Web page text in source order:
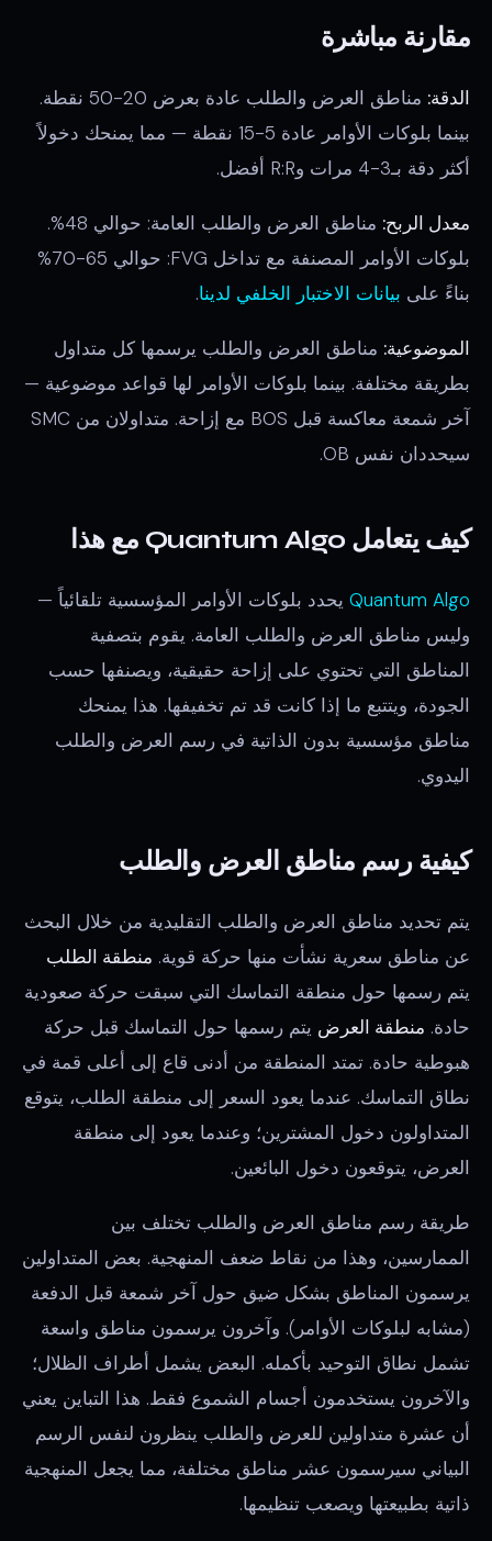
مقارنة مباشرة
الدقة:
مناطق العرض والطلب عادة بعرض 20-50 نقطة.
بينما بلوكات الأوامر عادة 5-15 نقطة — مما يمنحك دخولاً
أكثر دقة بـ3-4 مرات وR:R أفضل.
معدل الربح:
مناطق العرض والطلب العامة: حوالي 48%.
بلوكات الأوامر المصنفة مع تداخل FVG: حوالي 65-70%
بناءً على بيانات الاختبار الخلفي لدينا.
الموضوعية: مناطق العرض والطلب يرسمها كل متداول
بطريقة مختلفة. بينما بلوكات الأوامر لها قواعد موضوعية —
آخر شمعة معاكسة قبل BOS مع إزاحة. متداولان من SMC
سيحددان نفس OB.
كيف يتعامل Quantum Algo مع هذا
Quantum Algo يحدد بلوكات الأوامر المؤسسية تلقائياً —
وليس مناطق العرض والطلب العامة. يقوم بتصفية
المناطق التي تحتوي على إزاحة حقيقية، ويصنفها حسب
الجودة، ويتتبع ما إذا كانت قد تم تخفيفها. هذا يمنحك
مناطق مؤسسية بدون الذاتية في رسم العرض والطلب
اليدوي.
كيفية رسم مناطق العرض والطلب
يتم تحديد مناطق العرض والطلب التقليدية من خلال البحث
عن مناطق سعرية نشأت منها حركة قوية. منطقة الطلب
يتم رسمها حول منطقة التماسك التي سبقت حركة صعودية
حادة. منطقة العرض يتم رسمها حول التماسك قبل حركة
هبوطية حادة. تمتد المنطقة من أدنى قاع إلى أعلى قمة في
نطاق التماسك. عندما يعود السعر إلى منطقة الطلب، يتوقع
المتداولون دخول المشترين؛ وعندما يعود إلى منطقة
العرض، يتوقعون دخول البائعين.
طريقة رسم مناطق العرض والطلب تختلف بين
الممارسين، وهذا من نقاط ضعف المنهجية. بعض المتداولين
يرسمون المناطق بشكل ضيق حول آخر شمعة قبل الدفعة
(مشابه لبلوكات الأوامر). وآخرون يرسمون مناطق واسعة
تشمل نطاق التوحيد بأكمله. البعض يشمل أطراف الظلال؛
والآخرون يستخدمون أجسام الشموع فقط. هذا التباين يعني
أن عشرة متداولين للعرض والطلب ينظرون لنفس الرسم
البياني سيرسمون عشر مناطق مختلفة، مما يجعل المنهجية
ذاتية بطبيعتها ويصعب تنظيمها.